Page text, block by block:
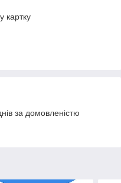
картку
за домовленістю